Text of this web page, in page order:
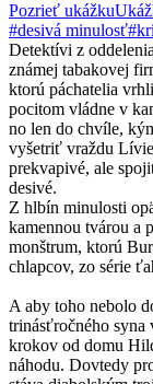
Pozrieť ukážku
#desivá minulosť
Detektívi z
známej tabakovej
ktorú páchatelia
pocitom vládne v
no len do chvíle,
vyšetriť vraždu
prekvapivé, ale
desivé.
Z hlbín minulosti
kamennou tvárou a
monštrum, ktorú
chlapcov, zo série
A aby toho nebolo
trinásťročného syna
krokov od domu
náhodu. Dovtedy